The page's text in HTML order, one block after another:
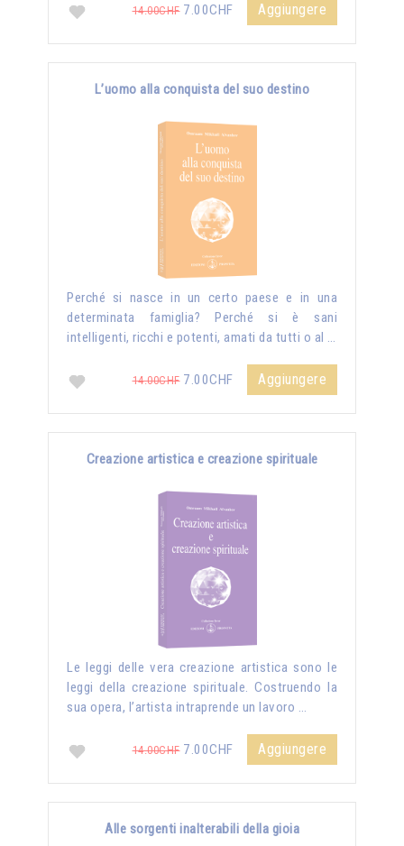
14.00CHF7.00CHF Aggiungere
L’uomo alla conquista del suo destino
Perché si nasce in un certo paese e in una
determinata famiglia? Perché si è sani
intelligenti, ricchi e potenti, amati da tutti o al …
14.00CHF7.00CHF Aggiungere
Creazione artistica e creazione spirituale
Le leggi delle vera creazione artistica sono le
leggi della creazione spirituale. Costruendo la
sua opera, l’artista intraprende un lavoro …
14.00CHF7.00CHF Aggiungere
Alle sorgenti inalterabili della gioia